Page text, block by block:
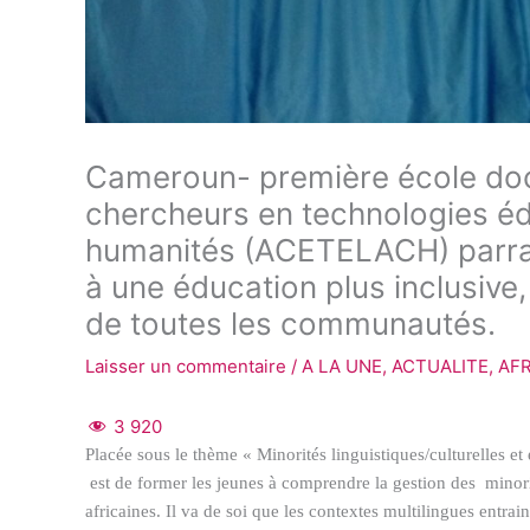
Cameroun- première école
chercheurs en technologies
humanités (ACETELACH)
à une éducation plus
de toutes les communautés.
Laisser un commentaire / A LA UNE, ACTUALITE,
3 920
Placée sous le thème « Minorités linguistiques/culturelles
est de former les jeunes à comprendre la gestion des
africaines. Il va de soi que les contextes multilingues